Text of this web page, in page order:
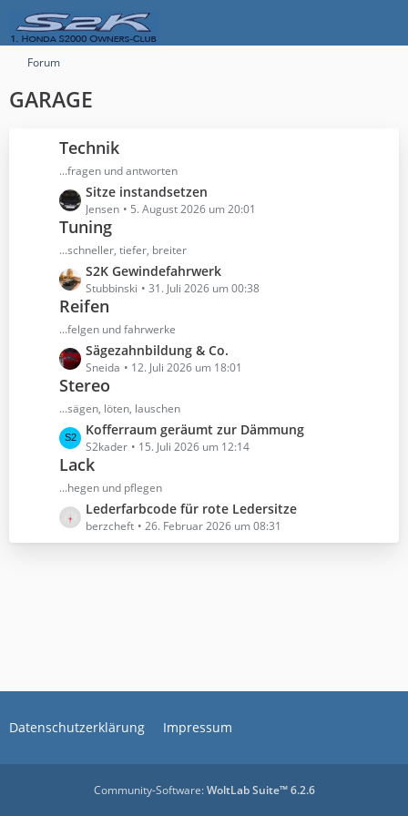
Forum
GARAGE
Technik
...fragen und antworten
L
e
t
e
B
i
t
r
ä
g
e
Sitze instandsetzen
Jensen 5. August 2026 um 20:01
Tuning
...schneller, tiefer, breiter
L
e
t
e
B
i
t
r
ä
g
e
S2K Gewindefahrwerk
Stubbinski 31. Juli 2026 um 00:38
Reifen
...felgen und fahrwerke
L
e
t
e
B
i
t
r
Sägezahnbildung & Co.
Sneida 12. Juli 2026 um 18:01
Stereo
...sägen, löten, lauschen
L
e
t
e
B
Kofferraum geräumt zur Dämmung
S2kader 15. Juli 2026 um 12:14
Lack
...hegen und pflegen
L
e
t
r
g
Lederfarbcode für rote Ledersitze
berzcheft 26. Februar 2026 um 08:31
Datenschutzerklärung Impressum
Community-Software:WoltLab Suite™ 6.2.6